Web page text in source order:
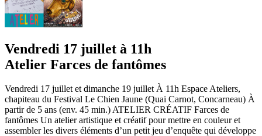
Vendredi 17 juillet à 11h
Atelier Farces de fantômes
Vendredi 17 juillet et dimanche 19 juillet À 11h Espace Ateliers,
chapiteau du Festival Le Chien Jaune (Quai Carnot, Concarneau) À
partir de 5 ans (env. 45 min.) ATELIER CRÉATIF Farces de
fantômes Un atelier artistique et créatif pour mettre en couleur et
assembler les divers éléments d’un petit jeu d’enquête qui développe